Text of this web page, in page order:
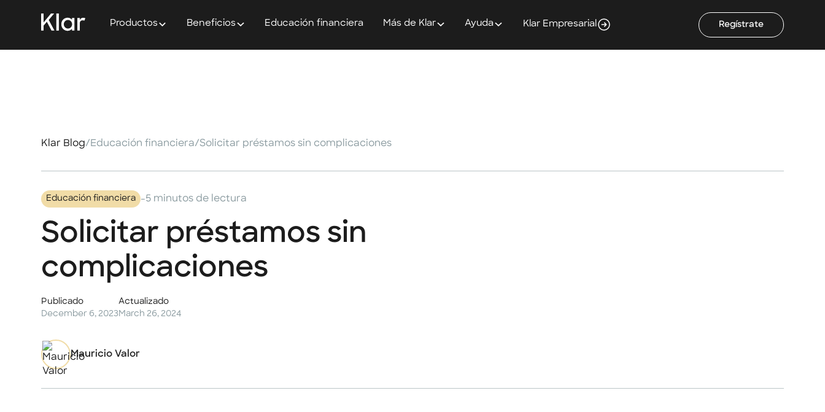
Productos Beneficios Educación financiera Más de Klar Ayuda Klar Empresarial Regístrate
Klar Blog/Educación financiera/Solicitar préstamos sin complicaciones
Educación financiera -5 minutos de lectura
Solicitar préstamos sin
complicaciones
Publicado
December 6, 2023
Actualizado
March 26, 2024
Mauricio Valor